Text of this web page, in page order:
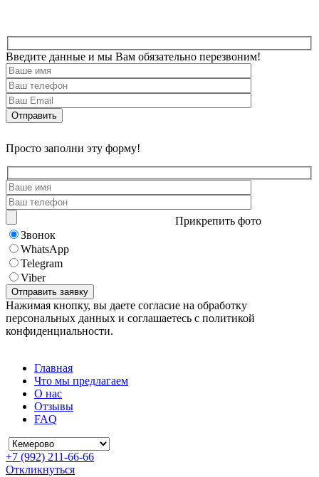
Введите данные и мы Вам обязательно перезвоним!
Просто заполни эту форму!
Прикрепить фото
Звонок
WhatsApp
Telegram
Viber
Нажимая кнопку, вы даете согласие на обработку
персональных данных и соглашаетесь с политикой
конфиденциальности.
Главная
Что мы предлагаем
О нас
Отзывы
FAQ
+7 (992) 211-66-66
Откликнуться